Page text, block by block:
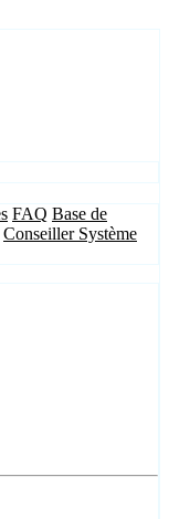
FAQ Base de
Conseiller Système